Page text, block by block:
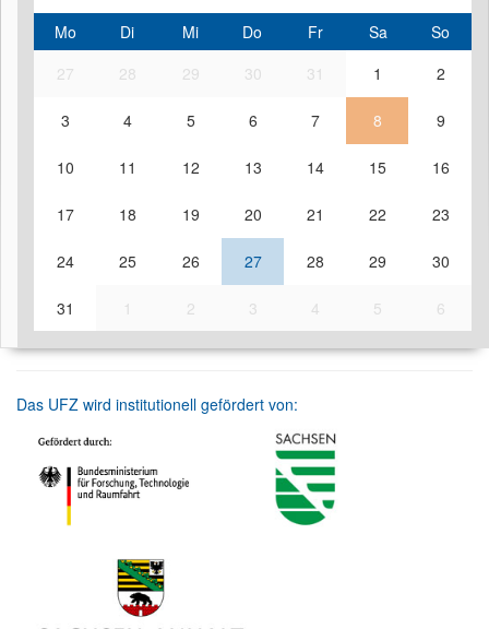
Mo Di Mi Do Fr Sa
So
27
28 29 30 31 1 2
3 4 5 6 7 8 9
10 11 12 13 14 15 16
17 18 19 20 21 22 23
24 25 26 27 28 29 30
31 1 2 3 4 5 6
Das UFZ wird institutionell gefördert von: